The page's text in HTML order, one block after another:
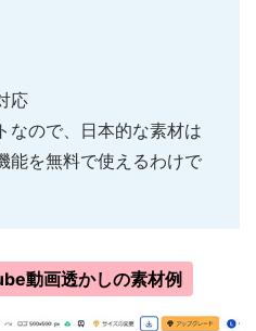
応
なので、日本的な素材は
能を無料で使えるわけで
動画透かしの素材例